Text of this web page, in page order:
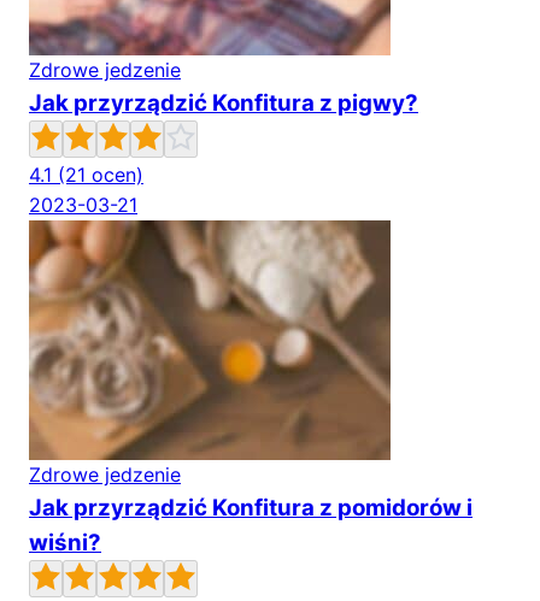
Zdrowe jedzenie
Jak przyrządzić Konfitura z pigwy?
4.1 (21 ocen)
2023-03-21
Zdrowe jedzenie
Jak przyrządzić Konfitura z pomidorów i
wiśni?